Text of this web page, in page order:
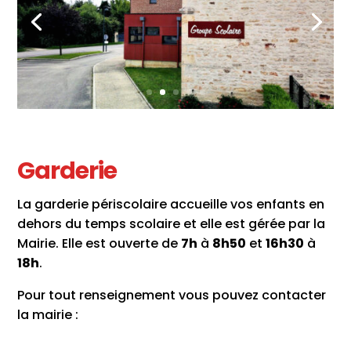
Garderie
La garderie périscolaire accueille vos enfants en
dehors du temps scolaire et elle est gérée par la
Mairie. Elle est ouverte de 7h à 8h50 et16h30 à
18h.
Pour tout renseignement vous pouvez contacter
la mairie :